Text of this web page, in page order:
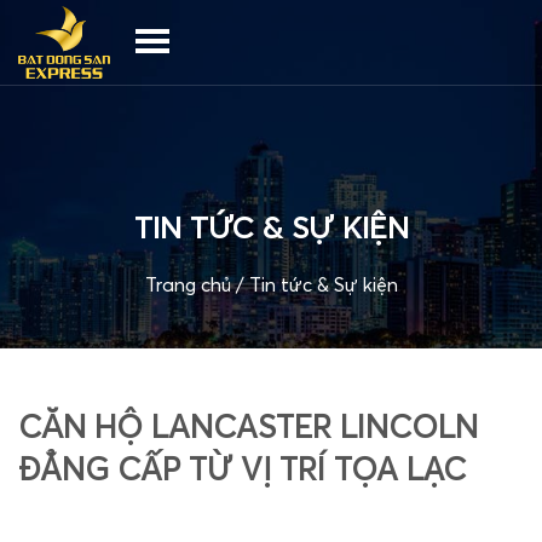
TIN TỨC & SỰ KIỆN
Trang chủ/Tin tức & Sự kiện
CĂN HỘ LANCASTER LINCOLN
ĐẲNG CẤP TỪ VỊ TRÍ TỌA LẠC